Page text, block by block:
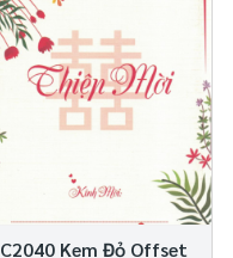
C2040 Kem Đỏ Offset